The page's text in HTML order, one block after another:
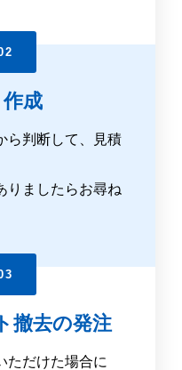
成
ら判断して、見積
りましたらお尋ね
撤去の発注
ただけた場合に